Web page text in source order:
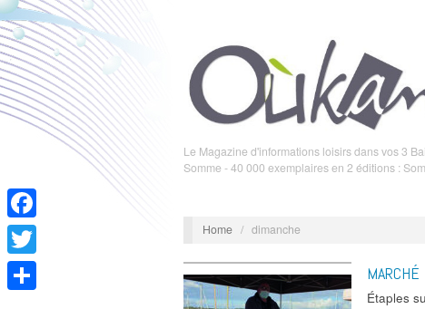
Le Magazine d'informations loisirs dans vos 3
Somme - 40 000 exemplaires en 2 éditions :
Home / dimanche
Étaples
Facebook
Twitter